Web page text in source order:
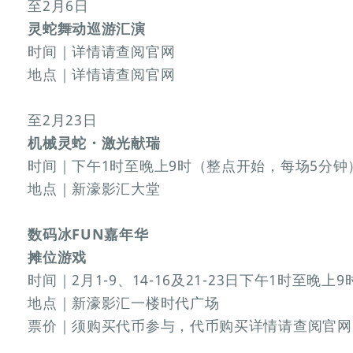
至2月6日
灵蛇舞动巡游汇演
时间｜详情请查阅官网
地点｜详情请查阅官网
至2月23日
机械灵蛇・激光献瑞
时间｜下午1时至晚上9时（整点开始，每场5分钟
地点｜新濠影汇大堂
数码冰FUN嘉年华
摊位游戏
时间｜2月1-9、14-16及21-23日下午1时至晚上9
地点｜新濠影汇一楼时代广场
票价｜须购买代币参与，代币购买详情请查阅官网